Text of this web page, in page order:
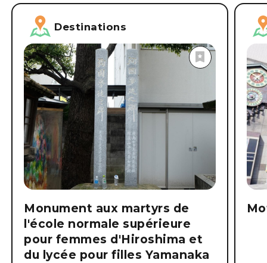
Destinations
Monument aux martyrs de
l'école normale supérieure
pour femmes d'Hiroshima et
du lycée pour filles Yamanaka